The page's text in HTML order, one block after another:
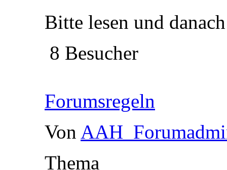
Bitte lesen und
8 Besucher
Forumsregeln
Von
Thema